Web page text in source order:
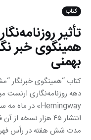
کتاب
تأثیر
همینگوی خبر
بهمنی
انتشار ۴۵ هزار
مدت شش هفته در رأس